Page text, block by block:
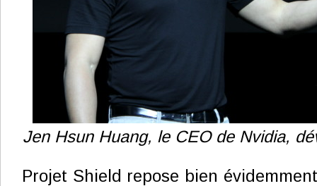
Jen Hsun Huang, le CEO de Nvidia,
Projet Shield repose bien